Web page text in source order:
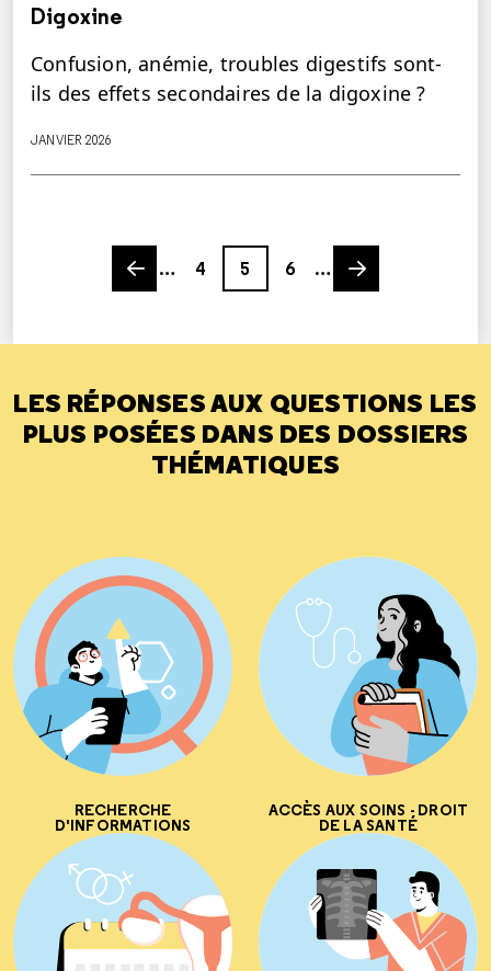
Digoxine
Confusion, anémie, troubles digestifs sont-
ils des effets secondaires de la digoxine ?
JANVIER 2026
Previous page
…
4
Page
5
6
…
Next page
LES RÉPONSES AUX QUESTIONS LES
PLUS POSÉES DANS DES DOSSIERS
THÉMATIQUES
RECHERCHE
D'INFORMATIONS
ACCÈS AUX SOINS - DROIT
DE LA SANTÉ